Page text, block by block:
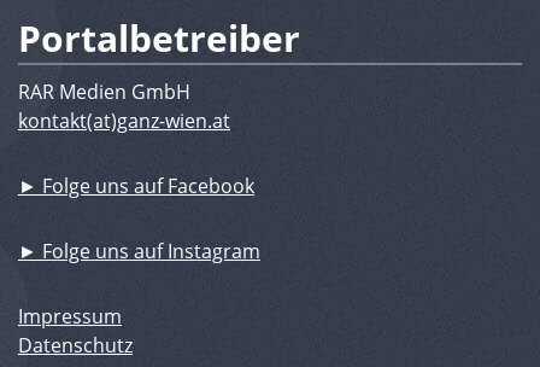
Portalbetreiber
RAR Medien GmbH
kontakt(at)ganz-wien.at
► Folge uns auf Facebook
► Folge uns auf Instagram
Impressum
Datenschutz